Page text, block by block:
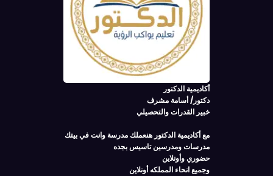
أكاديمية الدكتور
دكتور/ أسامة مشرف
خبير القدرات والتحصيلي
مع أكاديمية الدكتور هنعملك مدرسة وانت في بيتك
مدرسات ومدرسين تاسيس بجده
حضوري وأونلاين
وجميع انحاء المملكه أونلاين